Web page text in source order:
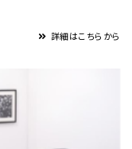
詳細はこちらから